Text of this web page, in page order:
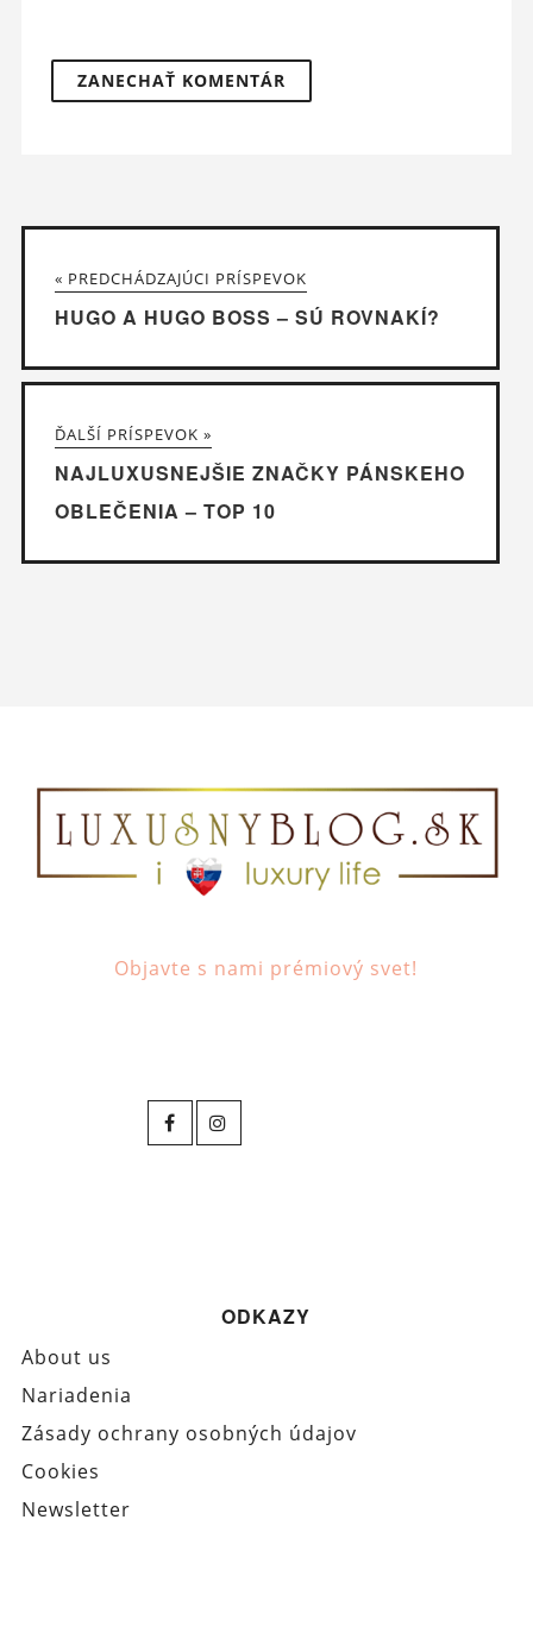
« PREDCHÁDZAJÚCI PRÍSPEVOK
HUGO A HUGO BOSS – SÚ ROVNAKÍ?
ĎALŠÍ PRÍSPEVOK »
NAJLUXUSNEJŠIE ZNAČKY PÁNSKEHO
OBLEČENIA – TOP 10
Objavte s nami prémiový svet!
ODKAZY
About us
Nariadenia
Zásady ochrany osobných údajov
Cookies
Newsletter